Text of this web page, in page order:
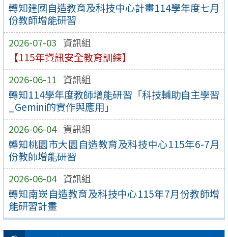
轉知建國自造教育及科技中心計畫114學年度七月
份教師增能研習
2026-07-03 資訊組
【115年資訊安全教育訓練】
2026-06-11 資訊組
轉知114學年度教師增能研習「科技輔助自主學習
_Gemini的實作與應用」
2026-06-04 資訊組
轉知桃園市大園自造教育及科技中心115年6-7月
份教師增能研習
2026-06-04 資訊組
轉知南崁自造教育及科技中心115年7月份教師增
能研習計畫